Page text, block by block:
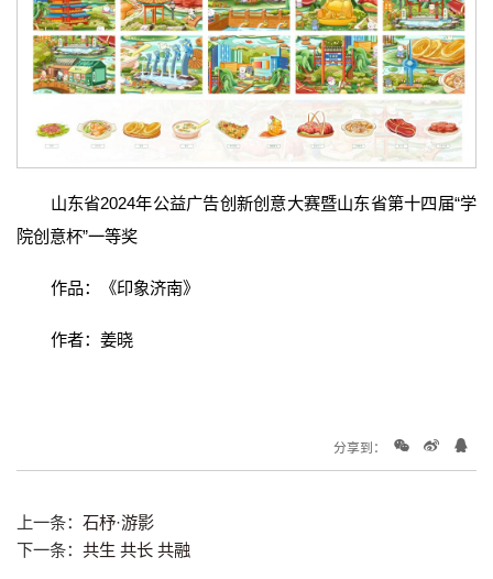
山东省2024年公益广告创新创意大赛暨山东省第十四届“学
院创意杯”一等奖
作品：《印象济南》
作者：姜晓
分享到：
上一条： 石杼·游影
下一条： 共生 共长 共融